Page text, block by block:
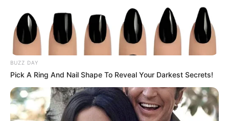
BUZZ DAY
Pick A Ring And Nail Shape To Reveal Your Darkest Secrets!